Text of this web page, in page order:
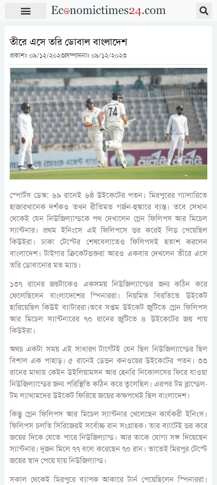
তীরে এসে তরি ডোবাল বাংলাদেশ
প্রকাশঃ ০৯/১২/২০২৩সম্পাদনাঃ ০৯/১২/২০২৩
স্পোর্টস ডেস্ক: ৬৯ রানেই ৬ষ্ঠ উইকেটের পতন। মিরপুরের গ্যালারিতে
হাজারখানেক দর্শকও তখন রীতিমত গর্জন-হুঙ্কারে ব্যস্ত। তবে সেখান
থেকেই যেন নিউজিল্যান্ডকে পথ দেখালেন গ্লেন ফিলিপস আর মিচেল
স্যান্টনার। প্রথম ইনিংসে এই ফিলিপসে ভর করেই লিড পেয়েছিল
কিউইরা। ঢাকা টেস্টের শেষবেলাতেও ফিলিপসই হতাশ করলেন
বাংলাদেশ। টাইগার ক্রিকেটভক্তরা আরও একবার দেখলেন তীরে এসে
তরি ডোবানোর মত ম্যাচ।
১৩৭ রানের জয়টাকেও একসময় নিউজিল্যান্ডের জন্য কঠিন করে
ফেলেছিলেন বাংলাদেশের স্পিনাররা। নিয়মিত বিরতিতে উইকেট
হারিয়েছিল কিউই ব্যাটাররা।তবে সপ্তম উইকেট জুটিতে গ্লেন ফিলিপস
আর মিচেল স্যান্টনারের ৭০ রানের জুটিতে ৪ উইকেটের জয় পায়
কিউইরা।
অথচ একটা সময় এই সাধারণ টার্গেটই যেন ছিল নিউজিল্যান্ডের ছিল
বিশাল এক পাহাড়। ৫ রানেই ডেভন কনওয়ের উইকেটের পতন। ৩৩
রানের মাথায় কেইন উইলিয়ামসন আর হেনরি নিকোলসের ফিরে যাওয়া
নিউজিল্যান্ডের জন্য পরিস্থিতি কঠিন করে তুলেছিল। এরপর টম ব্লান্ডেল-
টম ল্যাথামদের উইকেট ফিরিয়ে জয়ের কক্ষপথেই ছিল বাংলাদেশ।
কিন্তু গ্লেন ফিলিপস আর মিচেল স্যান্টনার খেলেছেন কার্যকরী ইনিংস।
ফিলিপস চলতি সিরিজেরই সর্বোচ্চ রান সংগ্রাহক। তার ব্যাটেই ভর করে
জয়ের দিকে যেতে পারে নিউজিল্যান্ড। আর তাকে যোগ্য সঙ্গ দিয়েছেন
স্যান্টনার। দুজন মিলে ৭৭ বলে করেছেন ৭০ রান। তাতেই মিরপুর টেস্টে
জয়ের স্বাদ পেয়ে যায় নিউজিল্যান্ড।
সকাল থেকেই মিরপুরে ব্যাপক আকারে টার্ন পেয়েছিলেন স্পিনাররা।